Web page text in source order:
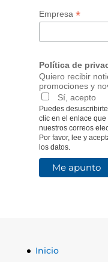
Empresa *
Política de
Quiero recibir
promociones y
Sí, acepto
Puedes
clic en el enlace
nuestros correos
Por favor, lee y
los datos.
Inicio